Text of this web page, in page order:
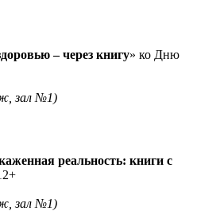
– через книгу» ко Дню
зал №1)
реальность: книги с
зал №1)